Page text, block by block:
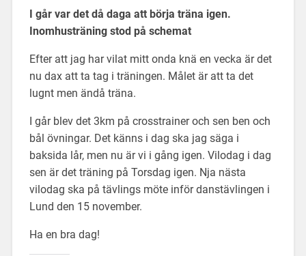
I går var det då daga att börja träna igen.
Inomhusträning stod på schemat
Efter att jag har vilat mitt onda knä en vecka är det
nu dax att ta tag i träningen. Målet är att ta det
lugnt men ändå träna.
I går blev det 3km på crosstrainer och sen ben och
bål övningar. Det känns i dag ska jag säga i
baksida lår, men nu är vi i gång igen. Vilodag i dag
sen är det träning på Torsdag igen. Nja nästa
vilodag ska på tävlings möte inför danstävlingen i
Lund den 15 november.
Ha en bra dag!